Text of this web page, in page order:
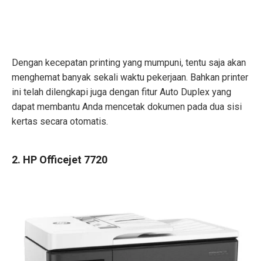
Dengan kecepatan printing yang mumpuni, tentu saja akan
menghemat banyak sekali waktu pekerjaan. Bahkan printer
ini telah dilengkapi juga dengan fitur Auto Duplex yang
dapat membantu Anda mencetak dokumen pada dua sisi
kertas secara otomatis.
2. HP Officejet 7720